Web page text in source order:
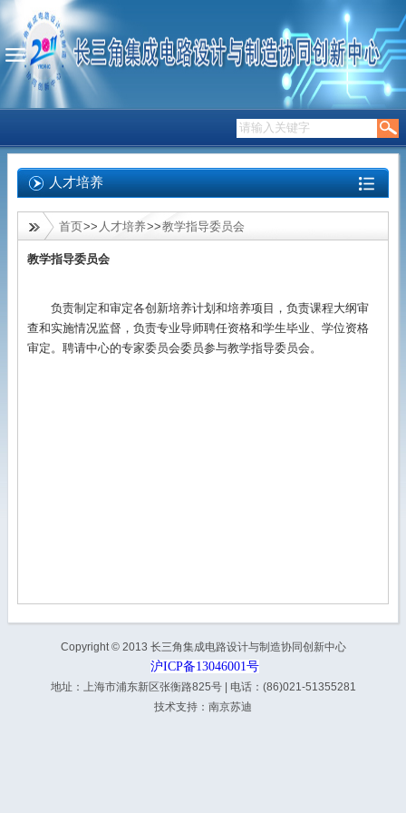
人才培养
首页>> 人才培养>>教学指导委员会
教学指导委员会
负责制定和审定各创新培养计划和培养项目，负责课程大纲审
查和实施情况监督，负责专业导师聘任资格和学生毕业、学位资格
审定。聘请中心的专家委员会委员参与教学指导委员会。
Copyright © 2013 长三角集成电路设计与制造协同创新中心
沪ICP备13046001号
地址：上海市浦东新区张衡路825号 | 电话：(86)021-51355281
技术支持： 南京苏迪